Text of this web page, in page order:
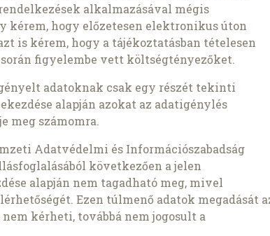
alkalmazásával mégis
hogy előzetesen elektronikus úton
is kérem, hogy a tájékoztatásban tételesen
figyelembe vett költségtényezőket.
adatoknak csak egy részét tekinti
alapján azokat az adatigénylés
meg számomra.
Adatvédelmi és Információszabadság
következően a jelen
alapján nem tagadható meg, mivel
Ezen túlmenő adatok megadását
kérheti, továbbá nem jogosult a